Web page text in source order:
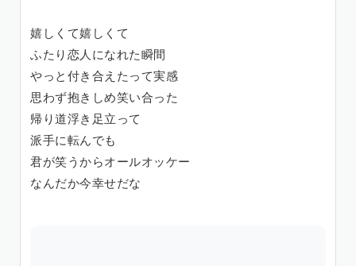
嬉しくて嬉しくて
ふたり恋人になれた瞬間
やっと付き合えたって実感
思わず抱きしめ笑い合った
帰り道浮き足立って
派手に転んでも
君が笑うからオールオッケー
なんだか今幸せだな